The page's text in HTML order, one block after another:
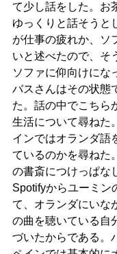
て少し話をした。お
ゆっくりと話そうと
が仕事の疲れか、ソ
いと述べたので、そ
ソファに仰向けにな
バスさんはその状態
た。話の中でこちら
生活について尋ねた
インではオランダ語
ているのかを尋ねた
の書斎につけっぱな
Spotifyからユーミン
て、オランダにいな
の曲を聴いている自
づいたからである。